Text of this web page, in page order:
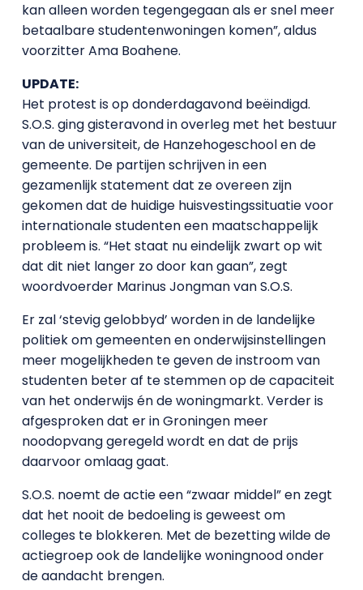
kan alleen worden tegengegaan als er snel meer
betaalbare studentenwoningen komen”, aldus
voorzitter Ama Boahene.
UPDATE:
Het protest is op donderdagavond beëindigd.
S.O.S. ging gisteravond in overleg met het bestuur
van de universiteit, de Hanzehogeschool en de
gemeente. De partijen schrijven in een
gezamenlijk statement dat ze overeen zijn
gekomen dat de huidige huisvestingssituatie voor
internationale studenten een maatschappelijk
probleem is. “Het staat nu eindelijk zwart op wit
dat dit niet langer zo door kan gaan”, zegt
woordvoerder Marinus Jongman van S.O.S.
Er zal ‘stevig gelobbyd’ worden in de landelijke
politiek om gemeenten en onderwijsinstellingen
meer mogelijkheden te geven de instroom van
studenten beter af te stemmen op de capaciteit
van het onderwijs én de woningmarkt. Verder is
afgesproken dat er in Groningen meer
noodopvang geregeld wordt en dat de prijs
daarvoor omlaag gaat.
S.O.S. noemt de actie een “zwaar middel” en zegt
dat het nooit de bedoeling is geweest om
colleges te blokkeren. Met de bezetting wilde de
actiegroep ook de landelijke woningnood onder
de aandacht brengen.